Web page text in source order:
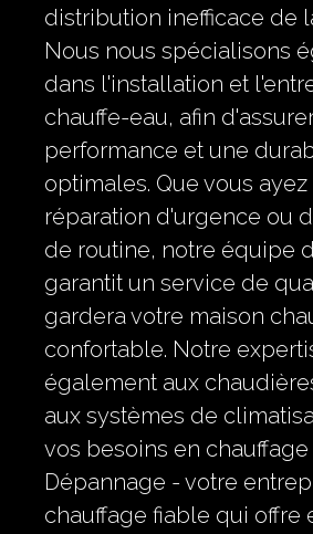
distribution inefficace de
Nous nous spécialisons
dans l'installation et
chauffe-eau, afin
performance et une
optimales. Que vous
réparation d'urgence ou
de routine, notre équipe
garantit un service de
gardera votre maison
confortable. Notre
également aux
aux systèmes de
vos besoins en chauffage
Dépannage - votre
chauffage fiable qui offre